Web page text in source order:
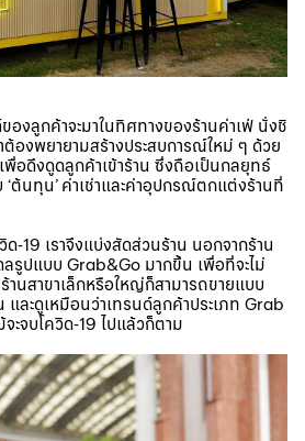
องลูกค้าจะมาในทิศทางของร้านค่าเฟ่ นั่งชิ
ต้องพยายามสร้างประสบการณ์ใหม่ ๆ ด้วย
อดึงดูดลูกค้าเข้าร้าน ซึ่งถือเป็นกลยุทธ์
ต้นทุน’ ค่าเช่าและค่าอุปกรณ์ตกแต่งร้านที่
-19 เราจึงแบ่งสัดส่วนร้าน นอกจากร้าน
รูปแบบ Grab&Go มากขึ้น เพื่อที่จะไม่
านสาขาเล็กหรือใหญ่ก็สามารถขายแบบ
และดูเหมือนว่าเทรนด์ลูกค้าประเภท Grab
จบโควิด-19 ไปแล้วก็ตาม